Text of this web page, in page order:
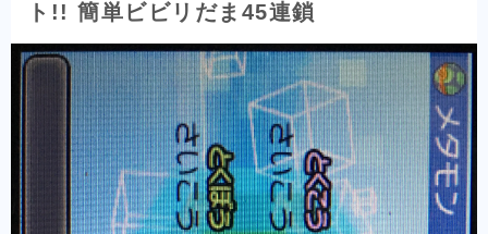
ト!! 簡単ビビリだま45連鎖